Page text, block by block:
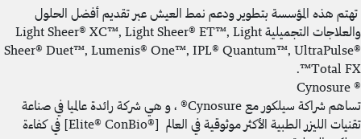
تهتم هذه المؤسسة بتطوير ودعم نمط العيش عبر تقديم أفضل الحلول
والعلاجات التجميلية Light Sheer® XC™, Light Sheer® ET™, Light
Sheer® Duet™, Lumenis® One™, IPL® Quantum™, UltraPulse®
Total FX™.
® Cynosure
تساهم شراكة سيلكور مع Cynosure® ، و هي شركة رائدة عالميا في صناعة
تقنيات الليزر الطبية الأكثر موثوقية في العالم [®Elite® ConBio] في كفاءة